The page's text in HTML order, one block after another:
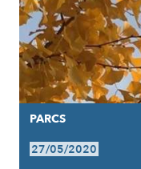
PARCS
27/05/2020